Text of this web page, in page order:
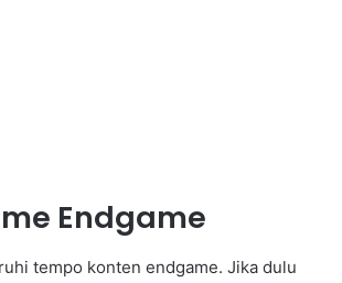
Endgame
tempo konten endgame. Jika dulu